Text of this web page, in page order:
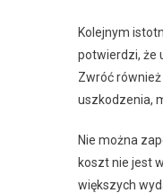
Kolejnym
potwierdzi, że
Zwróć
uszkodzenia,
Nie można
koszt nie jest
większych